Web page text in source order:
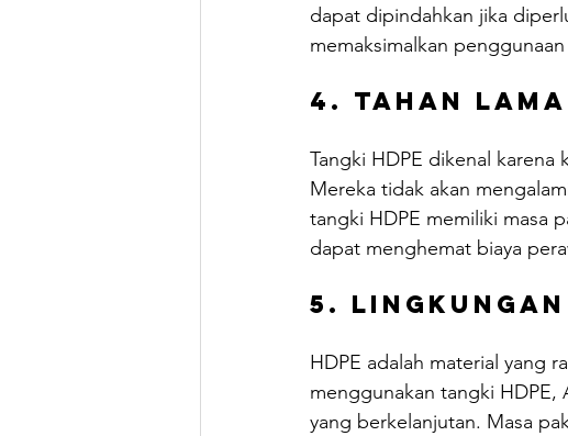
dapat dipindahkan jika
memaksimalkan
4. Tahan
Tangki HDPE dikenal
Mereka tidak akan
tangki HDPE memiliki masa
dapat menghemat biaya
5.
HDPE adalah material yang
menggunakan tangki
yang berkelanjutan. Masa